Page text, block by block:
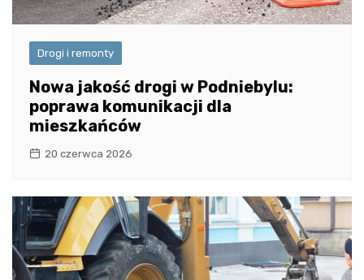
Drogi i remonty
Nowa jakość drogi w Podniebylu:
poprawa komunikacji dla
mieszkańców
20 czerwca 2026